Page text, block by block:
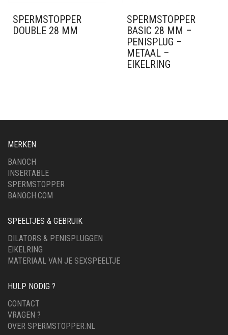
SPERMSTOPPER
DOUBLE 28 MM
SPERMSTOPPER
BASIC 28 MM –
PENISPLUG –
METAAL –
EIKELRING
MERKEN
BANOCH
INSERTABLE
SPERMSTOPPER
BANOCH.COM
SPEELTJES & GEBRUIK
DILATORS & PENISPLUGGEN
EIKELRING
MATERIAAL VAN JE SEXSPEELTJE
HULP NODIG ?
CONTACT
VRAGEN ?
OVER SPERMSTOPPER.NL